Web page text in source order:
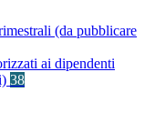
(da pubblicare
ai dipendenti
38